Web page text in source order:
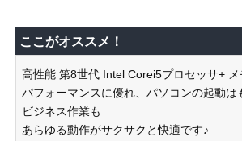
ここがオススメ！
高性能 第8世代 Intel Corei5プロセッサ+
パフォーマンスに優れ、パソコンの起動は
ビジネス作業も
あらゆる動作がサクサクと快適です♪